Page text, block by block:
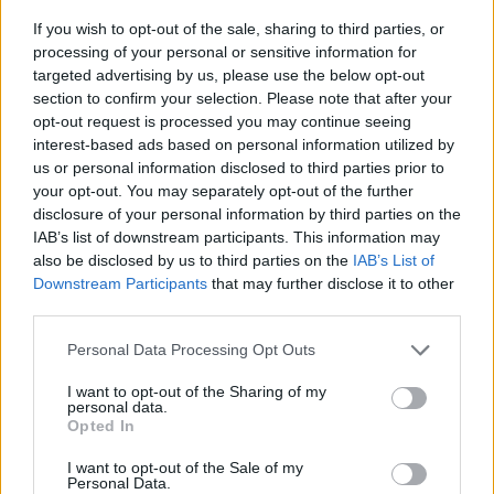
If you wish to opt-out of the sale, sharing to third parties, or
processing of your personal or sensitive information for
targeted advertising by us, please use the below opt-out
section to confirm your selection. Please note that after your
opt-out request is processed you may continue seeing
interest-based ads based on personal information utilized by
us or personal information disclosed to third parties prior to
your opt-out. You may separately opt-out of the further
disclosure of your personal information by third parties on the
IAB’s list of downstream participants. This information may
also be disclosed by us to third parties on the IAB’s List of
Downstream Participants that may further disclose it to other
Please note that this website/app uses one or more Google
not limited to your visit or usage behaviour. You may click to
grant or deny consent to Google and its third-party tags to
use your data for below specified purposes in below Google
consent section.
Personal Data Processing Opt Outs
I want to opt-out of the Sharing of my
personal data.
Opted In
I want to opt-out of the Sale of my
Personal Data.
Med drugim se bodo 18. januarja odprle trgovine,
kulturne ustanove, restavracije in storitvene dejavnosti.
Otroci pa bodo lahko ponovno odšli v šole.
Kurz je danes še poudaril, da je cilj ukrepov, da se
incidenco okužb spravijo pod 100, ta je danes prvič
padla pod 200.
Opozorilo:Po 297. členu Kazenskega zakonika je
posameznik kazensko odgovoren za javno spodbujanje
sovraštva, nasilja ali nestrpnosti. Komentarji z žaljivimi,
rasističnimi, diskriminatornimi ali nezakonitimi vsebinami bodo